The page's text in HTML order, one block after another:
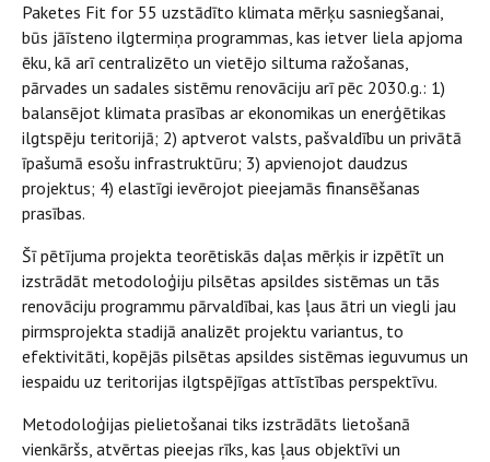
Paketes Fit for 55 uzstādīto klimata mērķu sasniegšanai,
būs jāīsteno ilgtermiņa programmas, kas ietver liela apjoma
ēku, kā arī centralizēto un vietējo siltuma ražošanas,
pārvades un sadales sistēmu renovāciju arī pēc 2030.g.: 1)
balansējot klimata prasības ar ekonomikas un enerģētikas
ilgtspēju teritorijā; 2) aptverot valsts, pašvaldību un privātā
īpašumā esošu infrastruktūru; 3) apvienojot daudzus
projektus; 4) elastīgi ievērojot pieejamās finansēšanas
prasības.
Šī pētījuma projekta teorētiskās daļas mērķis ir izpētīt un
izstrādāt metodoloģiju pilsētas apsildes sistēmas un tās
renovāciju programmu pārvaldībai, kas ļaus ātri un viegli jau
pirmsprojekta stadijā analizēt projektu variantus, to
efektivitāti, kopējās pilsētas apsildes sistēmas ieguvumus un
iespaidu uz teritorijas ilgtspējīgas attīstības perspektīvu.
Metodoloģijas pielietošanai tiks izstrādāts lietošanā
vienkāršs, atvērtas pieejas rīks, kas ļaus objektīvi un